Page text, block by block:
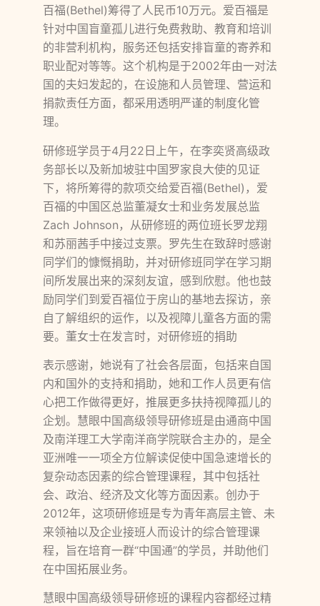
百福(Bethel)筹得了人民币10万元。爱百福是
针对中国盲童孤儿进行免费救助、教育和培训
的非营利机构，服务还包括安排盲童的寄养和
职业配对等等。这个机构是于2002年由一对法
国的夫妇发起的，在设施和人员管理、营运和
捐款责任方面，都采用透明严谨的制度化管
理。
研修班学员于4月22日上午，在李奕贤高级政
务部长以及新加坡驻中国罗家良大使的见证
下，将所筹得的款项交给爱百福(Bethel)，爱
百福的中国区总监董凝女士和业务发展总监
Zach Johnson，从研修班的两位班长罗龙翔
和苏丽茜手中接过支票。罗先生在致辞时感谢
同学们的慷慨捐助，并对研修班同学在学习期
间所发展出来的深刻友谊，感到欣慰。他也鼓
励同学们到爱百福位于房山的基地去探访，亲
自了解组织的运作，以及视障儿童各方面的需
要。董女士在发言时，对研修班的捐助
表示感谢，她说有了社会各层面，包括来自国
内和国外的支持和捐助，她和工作人员更有信
心把工作做得更好，推展更多扶持视障孤儿的
企划。慧眼中国高级领导研修班是由通商中国
及南洋理工大学南洋商学院联合主办的，是全
亚洲唯一一项全方位解读促使中国急速增长的
复杂动态因素的综合管理课程，其中包括社
会、政治、经济及文化等方面因素。创办于
2012年，这项研修班是专为青年高层主管、未
来领袖以及企业接班人而设计的综合管理课
程，旨在培育一群“中国通”的学员，并助他们
在中国拓展业务。
慧眼中国高级领导研修班的课程内容都经过精